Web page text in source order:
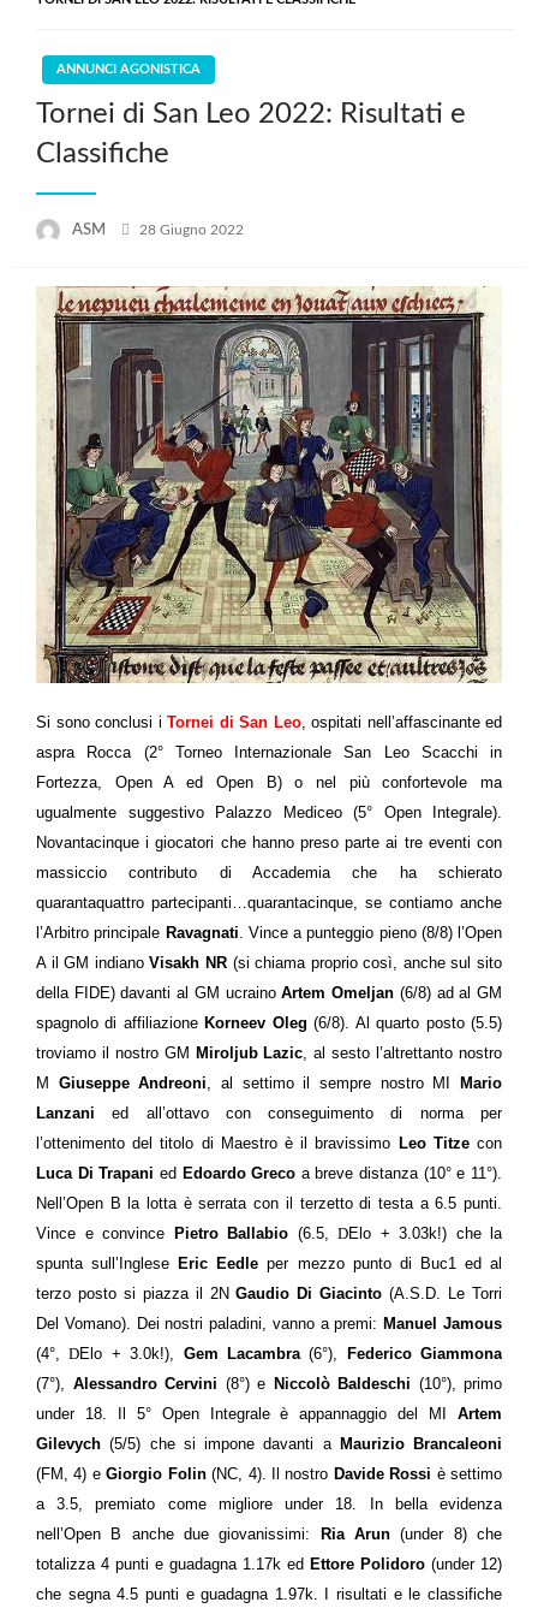
ANNUNCI AGONISTICA
Tornei di San Leo 2022: Risultati e
Classifiche
ASM
Posted
28 Giugno 2022
Si sono conclusi i Tornei di San Leo, ospitati nell’affascinante ed
aspra Rocca (2° Torneo Internazionale San Leo Scacchi in
Fortezza, Open A ed Open B) o nel più confortevole ma
ugualmente suggestivo Palazzo Mediceo (5° Open Integrale).
Novantacinque i giocatori che hanno preso parte ai tre eventi con
massiccio contributo di Accademia che ha schierato
quarantaquattro partecipanti…quarantacinque, se contiamo anche
l’Arbitro principale Ravagnati. Vince a punteggio pieno (8/8) l’Open
A il GM indianoVisakh NR(si chiama proprio così, anche sul sito
della FIDE) davanti al GM ucrainoArtem Omeljan (6/8) ad al GM
spagnolo di affiliazione Korneev Oleg (6/8). Al quarto posto (5.5)
troviamo il nostro GM Miroljub Lazic, al sesto l’altrettanto nostro
M Giuseppe Andreoni, al settimo il sempre nostro MI
Mario
Lanzani ed all’ottavo con conseguimento di norma per
l’ottenimento del titolo di Maestro è il bravissimo Leo Titzecon
Luca Di Trapani ed Edoardo Greco a breve distanza (10° e 11°).
Nell’Open B la lotta è serrata con il terzetto di testa a 6.5 punti.
Vince e convince
Pietro Ballabio (6.5, DElo + 3.03k!) che la
spunta sull’Inglese Eric Eedle per mezzo punto di Buc1 ed al
terzo posto si piazza il 2NGaudio Di Giacinto(A.S.D. Le Torri
Del Vomano). Dei nostri paladini, vanno a premi: Manuel Jamous
(4°,DElo + 3.0k!), Gem Lacambra(6°),
Federico Giammona
(7°), Alessandro Cervini (8°) e Niccolò Baldeschi (10°), primo
under 18. Il 5° Open Integrale è appannaggio del MI Artem
Gilevych(5/5) che si impone davanti a Maurizio Brancaleoni
(FM, 4) eGiorgio Folin(NC, 4). Il nostro Davide Rossi è settimo
a 3.5, premiato come migliore under 18. In bella evidenza
nell’Open B anche due giovanissimi:
Ria Arun (under 8) che
totalizza 4 punti e guadagna 1.17k ed Ettore Polidoro (under 12)
che segna 4.5 punti e guadagna 1.97k. I risultati e le classifiche